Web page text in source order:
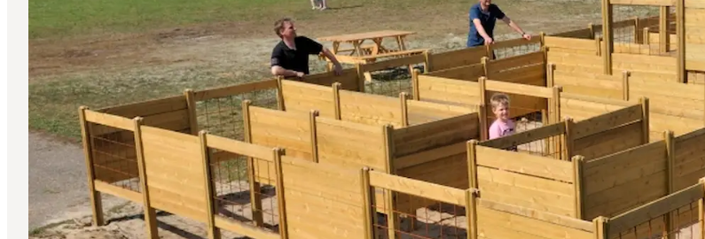
Planlæg din ferie
Booking